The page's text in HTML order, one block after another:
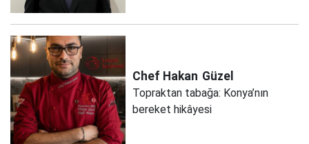
Chef Hakan Güzel
Topraktan tabağa: Konya’nın
bereket hikâyesi